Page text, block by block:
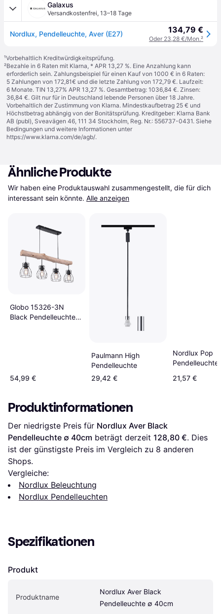
Galaxus
Versandkostenfrei, 13–18 Tage
Nordlux, Pendelleuchte, Aver (E27) 134,79 €
Oder 23,28 €/Mon.²
¹Vorbehaltlich Kreditwürdigkeitsprüfung.
²Bezahle in 6 Raten mit Klarna, * APR 13,27 %. Eine Anzahlung kann
erforderlich sein. Zahlungsbeispiel für einen Kauf von 1000 € in 6 Raten:
5 Zahlungen von 172,81€ und die letzte Zahlung von 172,79 €. Laufzeit:
6 Monate. TIN 13,27% APR 13,27 %. Gesamtbetrag: 1036,84 €. Zinsen:
36,84 €. Gilt nur für in Deutschland lebende Personen über 18 Jahre.
Vorbehaltlich der Zustimmung von Klarna. Mindestkaufbetrag 25 € und
Höchstbetrag abhängig von der Bonitätsprüfung. Kreditgeber: Klarna Bank
AB (publ), Sveavägen 46, 111 34 Stockholm, Reg. Nr.: 556737-0431. Siehe
Bedingungen und weitere Informationen unter
https://www.klarna.com/de/agb/.
Ähnliche Produkte
Wir haben eine Produktauswahl zusammengestellt, die für dich
interessant sein könnte. Alle anzeigen
Globo 15326-3N
Black Pendelleuchte
54,99 €
Paulmann High
Pendelleuchte
29,42 €
Nordlux Pop
Pendelleuchte
21,57 €
Produktinformationen
Der niedrigste Preis für Nordlux Aver Black
Pendelleuchte ∅ 40cm beträgt derzeit 128,80 €. Dies
ist der günstigste Preis im Vergleich zu 8 anderen
Shops.
Vergleiche:
Nordlux Beleuchtung
Nordlux Pendelleuchten
Spezifikationen
Produkt
Produktname
Nordlux Aver Black
Pendelleuchte ∅ 40cm